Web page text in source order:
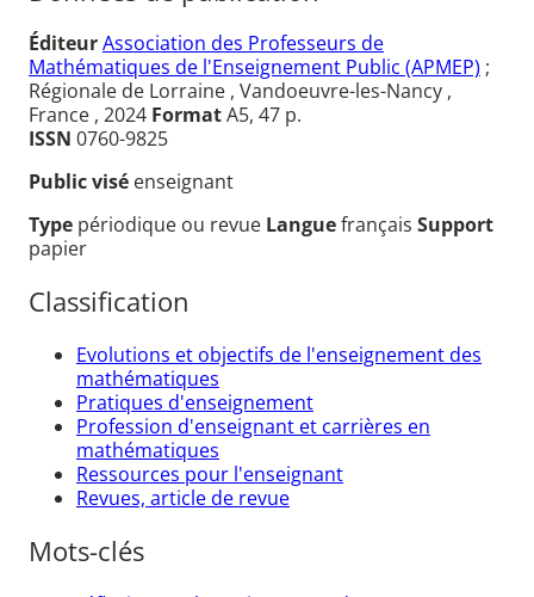
ÉditeurAssociation des Professeurs de
Mathématiques de l'Enseignement Public (APMEP) ;
Régionale de Lorraine , Vandoeuvre-les-Nancy ,
France , 2024 FormatA5, 47 p.
ISSN 0760-9825
Public visé enseignant
Type périodique ou revue Languefrançais Support
papier
Classification
Evolutions et objectifs de l'enseignement des
mathématiques
Pratiques d'enseignement
Profession d'enseignant et carrières en
mathématiques
Ressources pour l'enseignant
Revues, article de revue
Mots-clés